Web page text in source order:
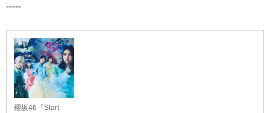
-----
櫻坂46『Start